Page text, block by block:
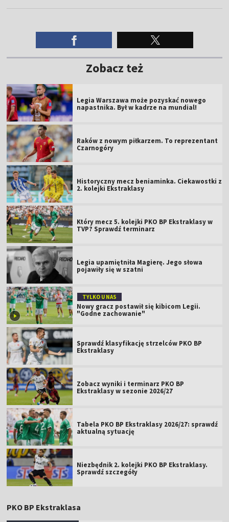
Zobacz też
Legia Warszawa może pozyskać nowego
napastnika. Był w kadrze na mundial!
Raków z nowym piłkarzem. To reprezentant
Czarnogóry
Historyczny mecz beniaminka. Ciekawostki z
2. kolejki Ekstraklasy
Który mecz 5. kolejki PKO BP Ekstraklasy w
TVP? Sprawdź terminarz
Legia upamiętniła Magierę. Jego słowa
pojawiły się w szatni
TYLKO U NAS
Nowy gracz postawił się kibicom Legii.
"Godne zachowanie"
Sprawdź klasyfikację strzelców PKO BP
Ekstraklasy
Zobacz wyniki i terminarz PKO BP
Ekstraklasy w sezonie 2026/27
Tabela PKO BP Ekstraklasy 2026/27: sprawdź
aktualną sytuację
Niezbędnik 2. kolejki PKO BP Ekstraklasy.
Sprawdź szczegóły
PKO BP Ekstraklasa